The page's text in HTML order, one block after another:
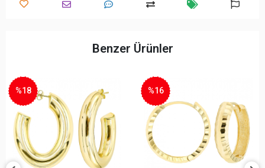
Benzer Ürünler
%18 %16